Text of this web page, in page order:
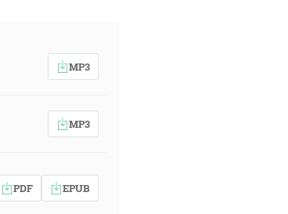
MP3
MP3
PDF EPUB